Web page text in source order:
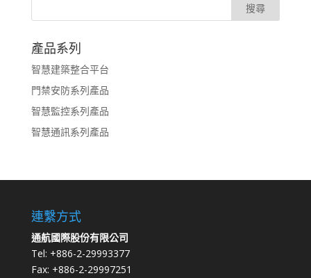
產品系列
智慧建築整合平台
門禁安防系列產品
智慧監控系列產品
智慧通訊系列產品
連繫方式
通航國際股份有限公司
Tel: +886-2-29993377
Fax: +886-2-29997251